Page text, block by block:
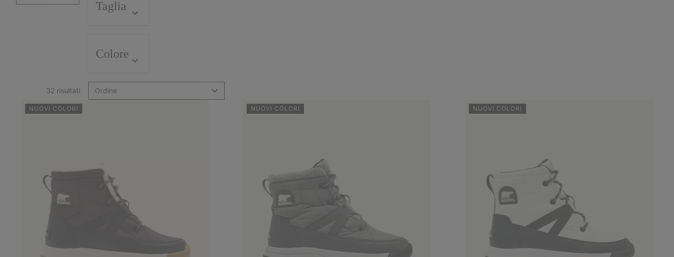
Taglia
Colore
32 risultati Ordine
NUOVI COLORI NUOVI COLORI NUOVI COLORI